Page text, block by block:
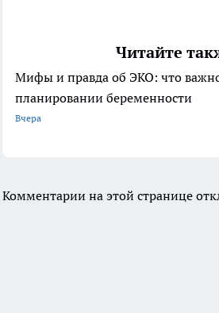
Читайте
Мифы и правда об ЭКО: что
планировании беременности
Вчера
Комментарии на этой странице